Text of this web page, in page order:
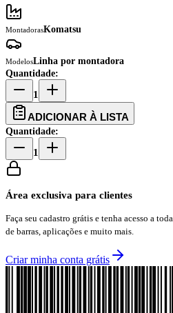
MontadorasKomatsu
ModelosLinha por montadora
Quantidade:
1
ADICIONAR À LISTA
Quantidade:
1
Área exclusiva para clientes
Faça seu cadastro grátis e tenha acesso a
de barras, aplicações e muito mais.
Criar minha conta grátis